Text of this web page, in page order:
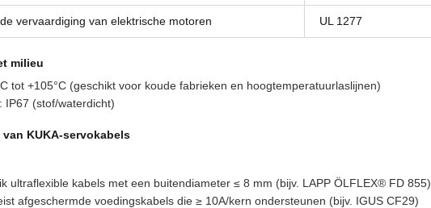
vervaardiging van elektrische motoren UL 1277
milieu
tot +105°C (geschikt voor koude fabrieken en hoogtemperatuurlaslijnen)
IP67 (stof/waterdicht)
KUKA-servokabels
ultraflexible kabels met een buitendiameter ≤ 8 mm (bijv. LAPP ÖLFLEX® FD 855)
afgeschermde voedingskabels die ≥ 10A/kern ondersteunen (bijv. IGUS CF29)